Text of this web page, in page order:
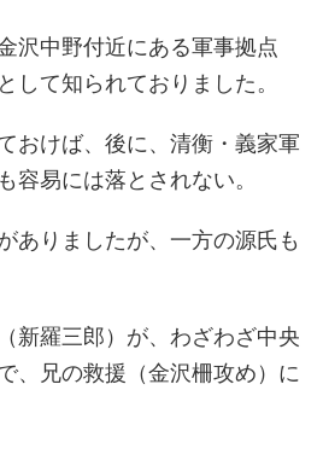
沢中野付近にある軍事拠点
して知られておりました。
おけば、後に、清衡・義家軍
容易には落とされない。
ありましたが、一方の源氏も
新羅三郎）が、わざわざ中央
、兄の救援（金沢柵攻め）に